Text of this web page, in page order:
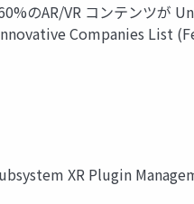
のAR/VR コンテンツが
Companies List
XR Plugin